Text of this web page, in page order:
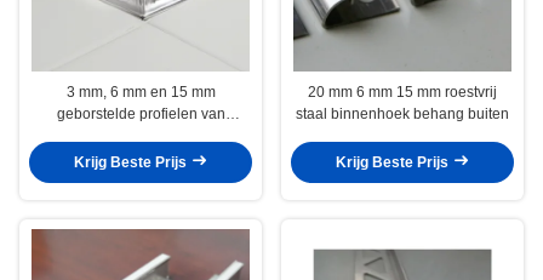
3 mm, 6 mm en 15 mm
geborstelde profielen van
Krijg Beste Prijs
20 mm 6 mm 15 mm roestvrij
staal binnenhoek behang buiten
Krijg Beste Prijs